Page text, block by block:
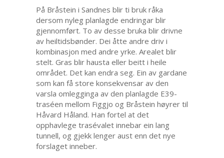
På Bråstein i Sandnes blir ti bruk råka
dersom nyleg planlagde endringar blir
gjennomført. To av desse bruka blir drivne
av heiltidsbønder. Dei åtte andre driv i
kombinasjon med andre yrke. Arealet blir
stelt. Gras blir hausta eller beitt i heile
området. Det kan endra seg. Ein av gardane
som kan få store konsekvensar av den
varsla omlegginga av den planlagde E39-
traséen mellom Figgjo og Bråstein høyrer til
Håvard Håland. Han fortel at det
opphavlege trasévalet innebar ein lang
tunnell, og gjekk lenger aust enn det nye
forslaget inneber.